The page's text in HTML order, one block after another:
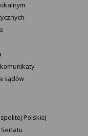
sądów
Polskiej